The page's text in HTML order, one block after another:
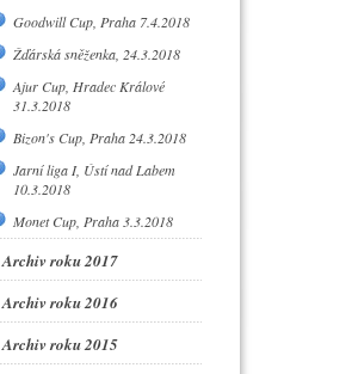
Goodwill Cup, Praha 7.4.2018
Žďárská sněženka, 24.3.2018
Ajur Cup, Hradec Králové
31.3.2018
Bizon's Cup, Praha 24.3.2018
Jarní liga I, Ústí nad Labem
10.3.2018
Monet Cup, Praha 3.3.2018
Archiv roku 2017
Archiv roku 2016
Archiv roku 2015